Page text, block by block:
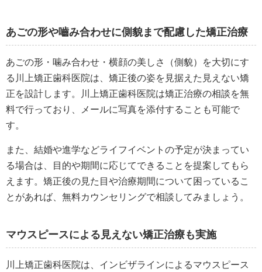
あごの形や嚙み合わせに側貌まで配慮した矯正治療
あごの形・噛み合わせ・横顔の美しさ（側貌）を大切にす
る川上矯正歯科医院は、矯正後の姿を見据えた見えない矯
正を設計します。川上矯正歯科医院は矯正治療の相談を無
料で行っており、メールに写真を添付することも可能で
す。
また、結婚や進学などライフイベントの予定が決まってい
る場合は、目的や期間に応じてできることを提案してもら
えます。矯正後の見た目や治療期間について困っているこ
とがあれば、無料カウンセリングで相談してみましょう。
マウスピースによる見えない矯正治療も実施
川上矯正歯科医院は、インビザラインによるマウスピース